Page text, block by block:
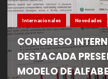
Internacionales Novedades
CONGRESO
DESTACADA
MODELO DE